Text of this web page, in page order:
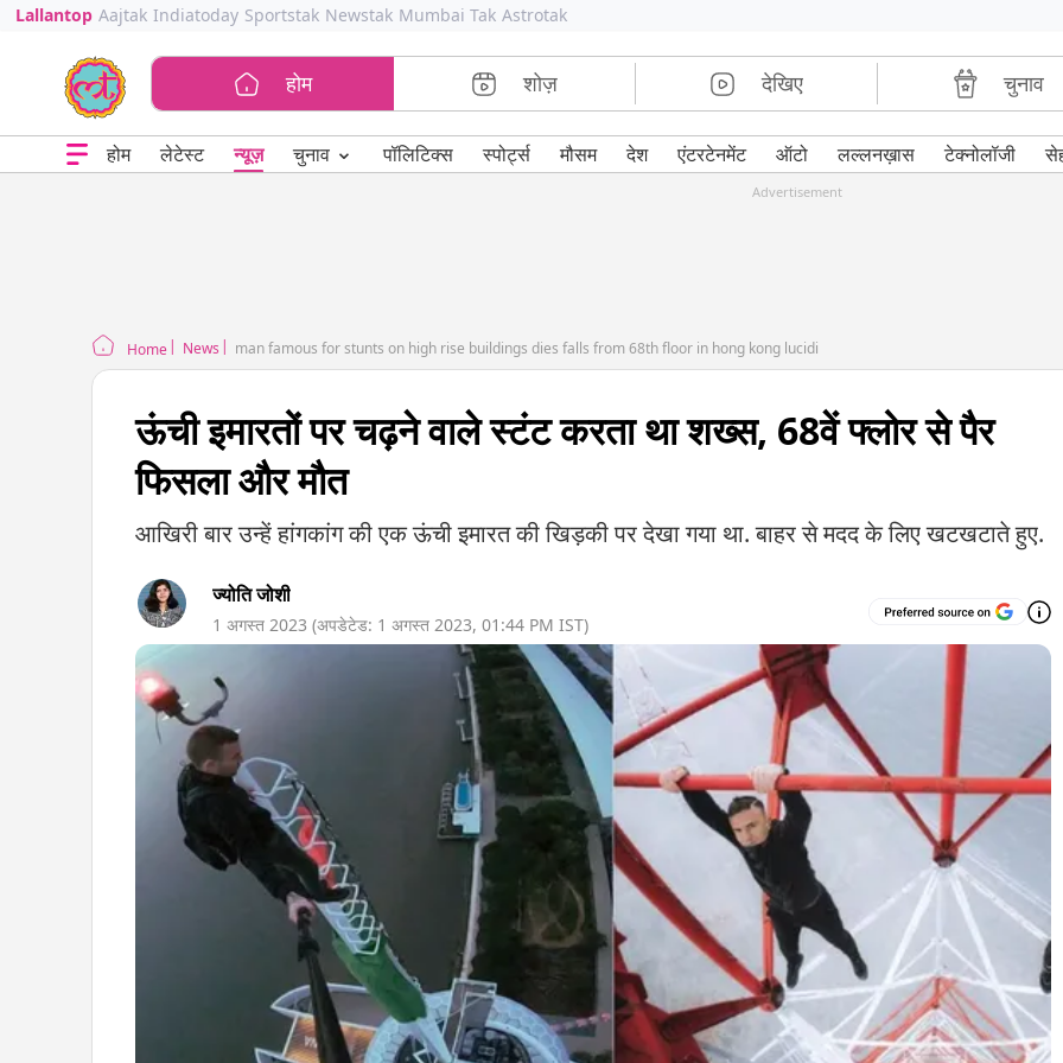
Lallantop Aajtak Indiatoday Sportstak Newstak Mumbai Tak Astrotak
होम शोज़ देखिए चुनाव
होम लेटेस्ट न्यूज़ चुनाव ⌄ पॉलिटिक्स स्पोर्ट्स मौसम देश एंटरटेनमेंट ऑटो लल्लनख़ास टेक्नोलॉजी
Advertisement
Home News man famous for stunts on high rise buildings dies falls from 68th floor in hong kong lucidi
ऊंची इमारतों पर चढ़ने वाले स्टंट करता था शख्स, 68वें फ्लोर से पैर
फिसला और मौत
आखिरी बार उन्हें हांगकांग की एक ऊंची इमारत की खिड़की पर देखा गया था. बाहर से मदद के लिए खटखटाते हुए.
ज्योति जोशी
1 अगस्त 2023 (अपडेटेड: 1 अगस्त 2023, 01:44 PM IST)